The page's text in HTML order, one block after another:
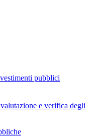
pubblici
e verifica degli